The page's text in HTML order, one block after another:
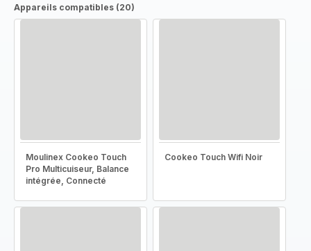
Appareils compatibles (20)
Moulinex Cookeo Touch
Pro Multicuiseur, Balance
intégrée, Connecté
Cookeo Touch Wifi Noir